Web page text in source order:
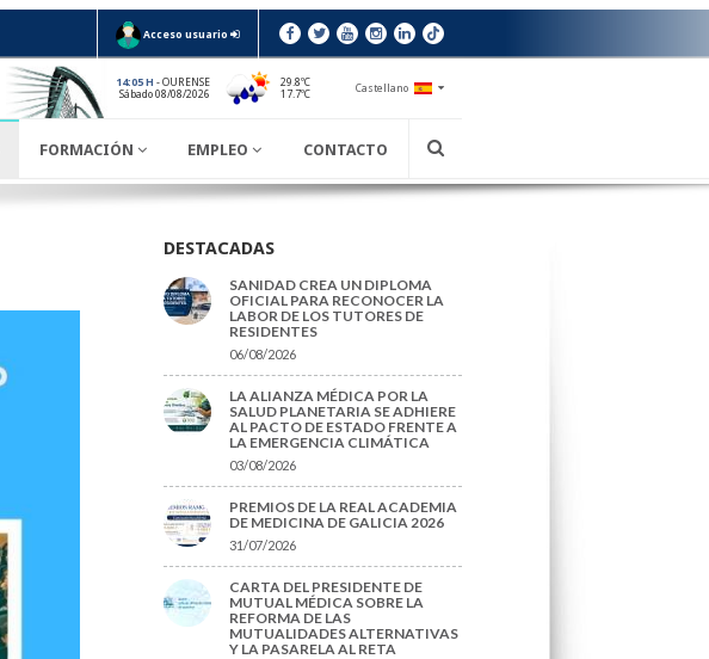
Acceso usuario
14:05 H - OURENSE
Sábado 08/08/2026
29.8ºC
17.7ºC
Castellano
FORMACIÓN EMPLEO CONTACTO
DESTACADAS
SANIDAD CREA UN DIPLOMA
OFICIAL PARA RECONOCER LA
LABOR DE LOS TUTORES DE
RESIDENTES
06/08/2026
LA ALIANZA MÉDICA POR LA
SALUD PLANETARIA SE ADHIERE
AL PACTO DE ESTADO FRENTE A
LA EMERGENCIA CLIMÁTICA
03/08/2026
PREMIOS DE LA REAL ACADEMIA
DE MEDICINA DE GALICIA 2026
31/07/2026
CARTA DEL PRESIDENTE DE
MUTUAL MÉDICA SOBRE LA
REFORMA DE LAS
MUTUALIDADES ALTERNATIVAS
Y LA PASARELA AL RETA